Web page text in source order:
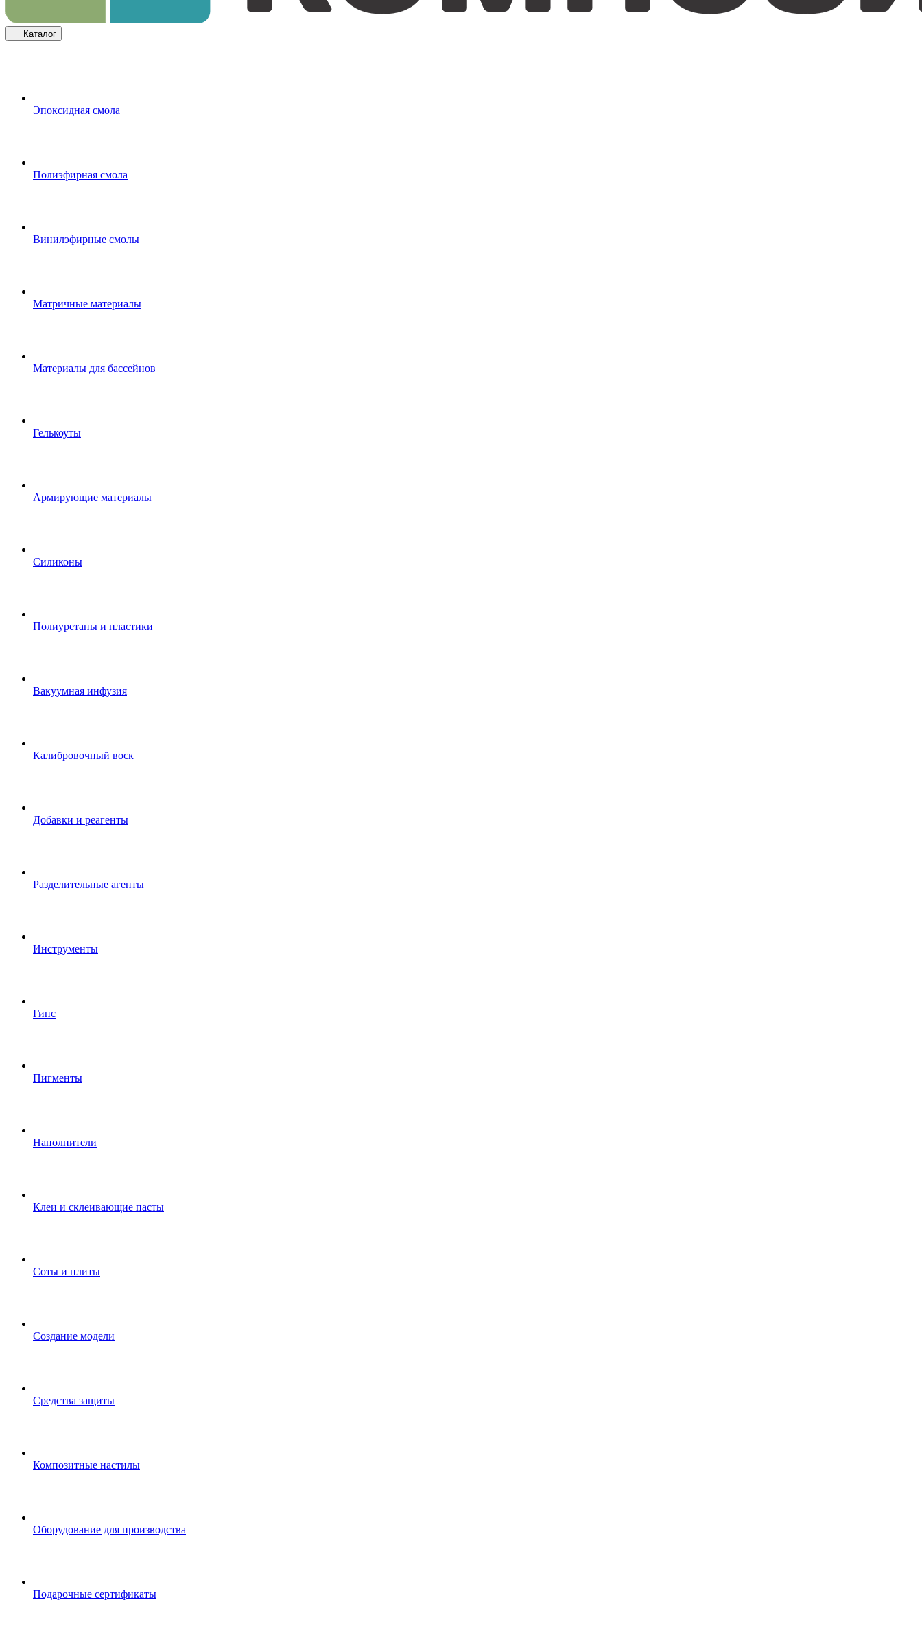
Каталог
Эпоксидная смола
Полиэфирная смола
Винилэфирные смолы
Матричные материалы
Материалы для бассейнов
Гелькоуты
Армирующие материалы
Силиконы
Полиуретаны и пластики
Вакуумная инфузия
Калибровочный воск
Добавки и реагенты
Разделительные агенты
Инструменты
Гипс
Пигменты
Наполнители
Клеи и склеивающие пасты
Соты и плиты
Создание модели
Средства защиты
Композитные настилы
Оборудование для производства
Подарочные сертификаты